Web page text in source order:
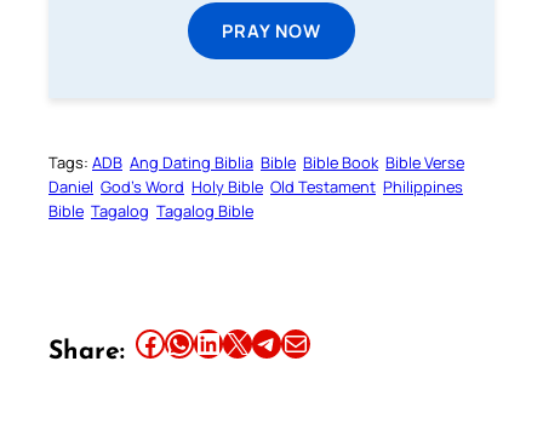
PRAY NOW
Tags: ADB Ang Dating Biblia Bible Bible Book Bible Verse
Daniel God’s Word Holy Bible Old Testament Philippines
Bible Tagalog Tagalog Bible
Share: Share this article on Facebook Share this article on WhatsApp Share this article on LinkedIn Share this article on X Share this article on TelegramEmail this Article